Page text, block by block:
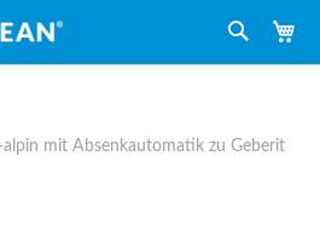
Suche
mit Absenkautomatik zu Geberit